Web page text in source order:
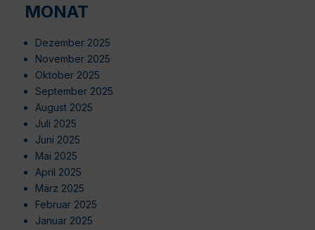
MONAT
Dezember 2025
November 2025
Oktober 2025
September 2025
August 2025
Juli 2025
Juni 2025
Mai 2025
April 2025
März 2025
Februar 2025
Januar 2025